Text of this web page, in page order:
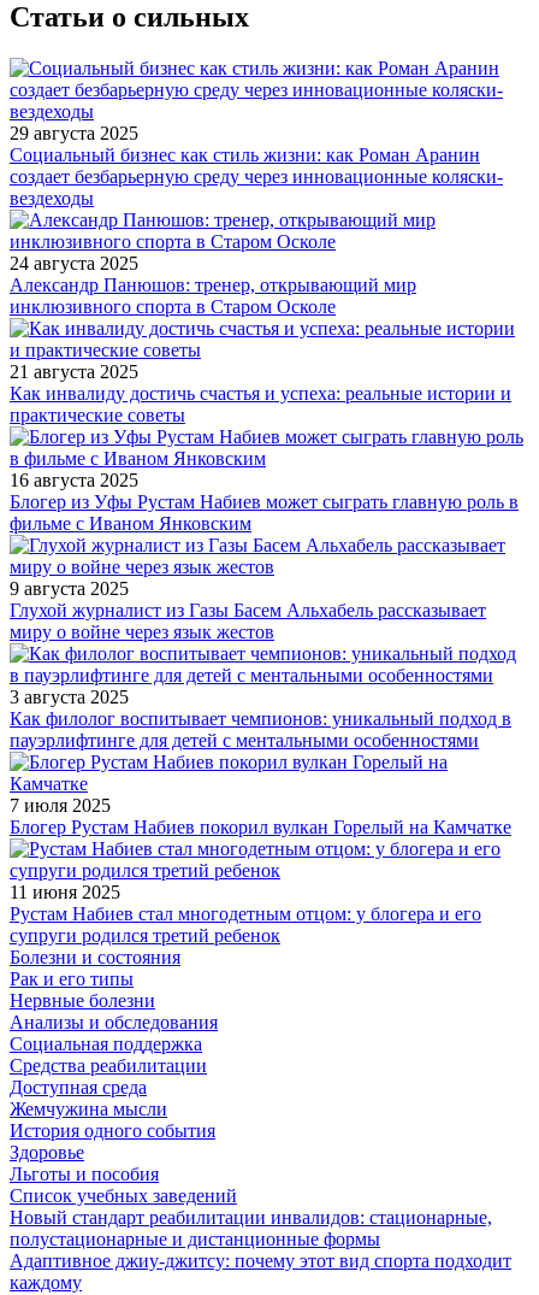
Статьи о сильных
29 августа 2025
Социальный бизнес как стиль жизни: как Роман Аранин
создает безбарьерную среду через инновационные коляски-
вездеходы
24 августа 2025
Александр Панюшов: тренер, открывающий мир
инклюзивного спорта в Старом Осколе
21 августа 2025
Как инвалиду достичь счастья и успеха: реальные истории и
практические советы
16 августа 2025
Блогер из Уфы Рустам Набиев может сыграть главную роль в
фильме с Иваном Янковским
9 августа 2025
Глухой журналист из Газы Басем Альхабель рассказывает
миру о войне через язык жестов
3 августа 2025
Как филолог воспитывает чемпионов: уникальный подход в
пауэрлифтинге для детей с ментальными особенностями
7 июля 2025
Блогер Рустам Набиев покорил вулкан Горелый на Камчатке
11 июня 2025
Рустам Набиев стал многодетным отцом: у блогера и его
супруги родился третий ребенок
Болезни и состояния
Рак и его типы
Нервные болезни
Анализы и обследования
Социальная поддержка
Средства реабилитации
Доступная среда
Жемчужина мысли
История одного события
Здоровье
Льготы и пособия
Список учебных заведений
Новый стандарт реабилитации инвалидов: стационарные,
полустационарные и дистанционные формы
Адаптивное джиу-джитсу: почему этот вид спорта подходит
каждому